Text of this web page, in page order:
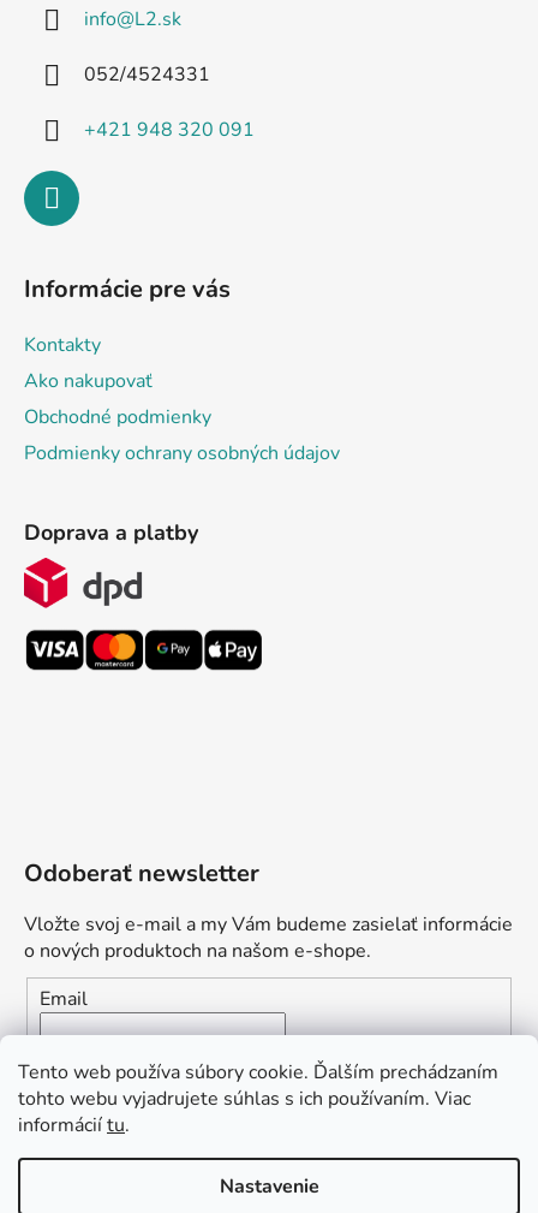
Tento web používa súbory cookie. Ďalším prechádzaním
tohto webu vyjadrujete súhlas s ich používaním. Viac
informáciítu.
Nastavenie
info@L2.sk
052/4524331
+421 948 320 091
Informácie pre vás
Kontakty
Ako nakupovať
Obchodné podmienky
Podmienky ochrany osobných údajov
Doprava a platby
Odoberať newsletter
Vložte svoj e-mail a my Vám budeme zasielať informácie
o nových produktoch na našom e-shope.
Email
Vložením e-mailu súhlasíte s
podmienkami ochrany
osobných údajov
môžem pomôcť?“